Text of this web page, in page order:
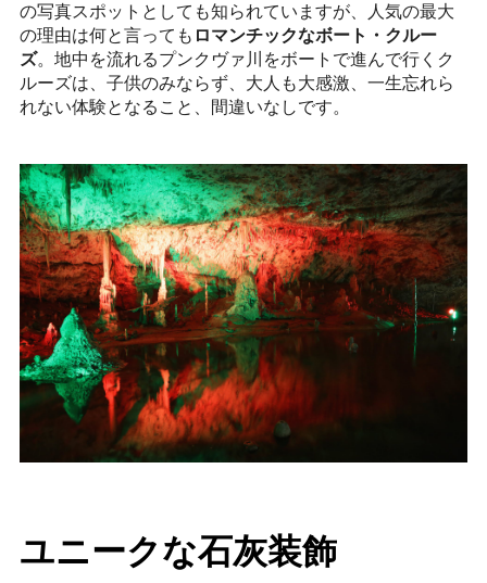
の写真スポットとしても知られていますが、人気の最大
の理由は何と言っても ロマンチックなボート・クルー
ズ。地中を流れるプンクヴァ川をボートで進んで行くク
ルーズは、子供のみならず、大人も大感激、一生忘れら
れない体験となること、間違いなしです。
ユニークな石灰装飾